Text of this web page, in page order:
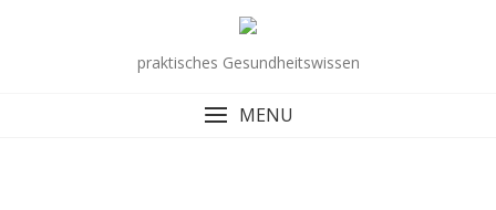
praktisches Gesundheitswissen
MENU